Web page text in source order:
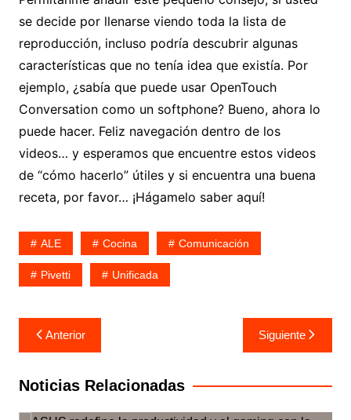
se decide por llenarse viendo toda la lista de
reproducción, incluso podría descubrir algunas
características que no tenía idea que existía. Por
ejemplo, ¿sabía que puede usar OpenTouch
Conversation como un softphone? Bueno, ahora lo
puede hacer. Feliz navegación dentro de los
videos… y esperamos que encuentre estos videos
de “cómo hacerlo” útiles y si encuentra una buena
receta, por favor… ¡Hágamelo saber aquí!
ALE Cocina Comunicación
Pivetti Unificada
Navegación
de
entradas
Anterior Siguiente
Noticias Relacionadas